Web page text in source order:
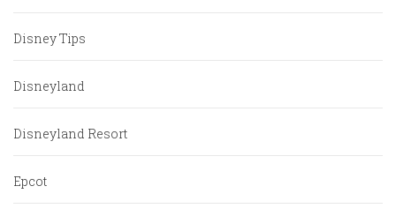
Disney Tips
Disneyland
Disneyland Resort
Epcot